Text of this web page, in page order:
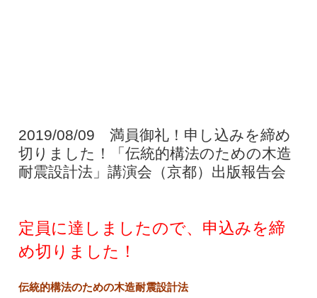
2019/08/09 満員御礼！申し込みを締め
切りました！「伝統的構法のための木造
耐震設計法」講演会（京都）出版報告会
定員に達しましたので、申込みを締
め切りました！
伝統的構法のための木造耐震設計法